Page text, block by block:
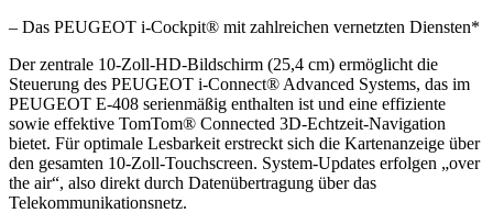
– Das PEUGEOT i-Cockpit® mit zahlreichen vernetzten Diensten*
Der zentrale 10-Zoll-HD-Bildschirm (25,4 cm) ermöglicht die
Steuerung des PEUGEOT i-Connect® Advanced Systems, das im
PEUGEOT E-408 serienmäßig enthalten ist und eine effiziente
sowie effektive TomTom® Connected 3D-Echtzeit-Navigation
bietet. Für optimale Lesbarkeit erstreckt sich die Kartenanzeige über
den gesamten 10-Zoll-Touchscreen. System-Updates erfolgen „over
the air“, also direkt durch Datenübertragung über das
Telekommunikationsnetz.